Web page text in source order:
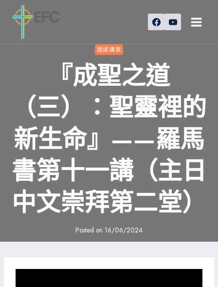
證道講章
『成聖之道
（三）：聖靈裡的
新生命』——羅馬
書第十一講（主日
中文崇拜第二堂）
Posted on 16/06/2024